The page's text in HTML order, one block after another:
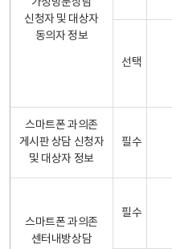
가정방문상담
신청자 및 대상자
동의자 정보
선택
스마트폰 과의존
게시판 상담 신청자
및 대상자 정보
필수
스마트폰 과의존
센터내방상담
필수